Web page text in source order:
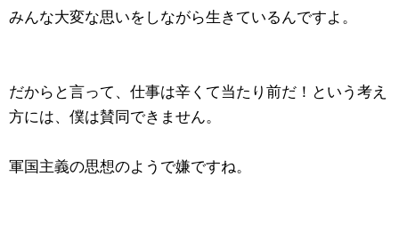
みんな大変な思いをしながら生きているんですよ。
だからと言って、仕事は辛くて当たり前だ！という考え
方には、僕は賛同できません。
軍国主義の思想のようで嫌ですね。